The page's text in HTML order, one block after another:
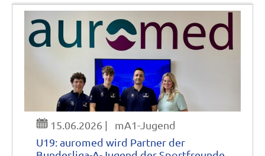
15.06.2026 |
mA1-Jugend
U19: auromed wird Partner der